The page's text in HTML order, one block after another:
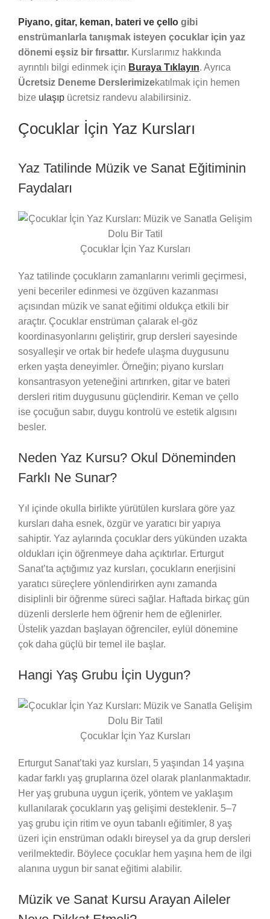
Piyano, gitar, keman, bateri ve çellogibi
enstrümanlarla tanışmak isteyen çocuklar için yaz
dönemi eşsiz bir fırsattır.Kurslarımız hakkında
ayrıntılı bilgi edinmek için Buraya Tıklayın. Ayrıca
Ücretsiz Deneme Derslerimizekatılmak için hemen
bize ulaşıpücretsiz randevu alabilirsiniz.
Çocuklar İçin Yaz Kursları
Yaz Tatilinde Müzik ve Sanat Eğitiminin
Faydaları
Çocuklar İçin Yaz Kursları
Yaz tatilinde çocukların zamanlarını verimli geçirmesi,
yeni beceriler edinmesi ve özgüven kazanması
açısından müzik ve sanat eğitimi oldukça etkili bir
araçtır. Çocuklar enstrüman çalarak el-göz
koordinasyonlarını geliştirir, grup dersleri sayesinde
sosyalleşir ve ortak bir hedefe ulaşma duygusunu
erken yaşta deneyimler. Örneğin; piyano kursları
konsantrasyon yeteneğini artırırken, gitar ve bateri
dersleri ritim duygusunu güçlendirir. Keman ve çello
ise çocuğun sabır, duygu kontrolü ve estetik algısını
besler.
Neden Yaz Kursu? Okul Döneminden
Farklı Ne Sunar?
Yıl içinde okulla birlikte yürütülen kurslara göre yaz
kursları daha esnek, özgür ve yaratıcı bir yapıya
sahiptir. Yaz aylarında çocuklar ders yükünden uzakta
oldukları için öğrenmeye daha açıktırlar. Erturgut
Sanat’ta açtığımız yaz kursları, çocukların enerjisini
yaratıcı süreçlere yönlendirirken aynı zamanda
disiplinli bir öğrenme süreci sağlar. Haftada birkaç gün
düzenli derslerle hem öğrenir hem de eğlenirler.
Üstelik yazdan başlayan öğrenciler, eylül dönemine
çok daha güçlü bir temel ile başlar.
Hangi Yaş Grubu İçin Uygun?
Çocuklar İçin Yaz Kursları
Erturgut Sanat’taki yaz kursları, 5 yaşından 14 yaşına
kadar farklı yaş gruplarına özel olarak planlanmaktadır.
Her yaş grubuna uygun içerik, yöntem ve yaklaşım
kullanılarak çocukların yaş gelişimi desteklenir. 5–7
yaş grubu için ritim ve oyun tabanlı eğitimler, 8 yaş
üzeri için enstrüman odaklı bireysel ya da grup dersleri
verilmektedir. Böylece çocuklar hem yaşına hem de ilgi
alanına uygun bir sanat eğitimi alabilir.
Müzik ve Sanat Kursu Arayan Aileler